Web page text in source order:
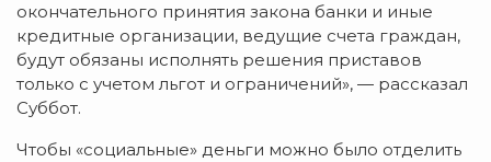
окончательного принятия закона банки и иные
кредитные организации, ведущие счета граждан,
будут обязаны исполнять решения приставов
только с учетом льгот и ограничений», — рассказал
Суббот.
Чтобы «социальные» деньги можно было отделить